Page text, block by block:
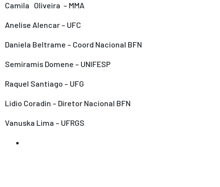
Camila Oliveira – MMA
Anelise Alencar – UFC
Daniela Beltrame – Coord Nacional BFN
Semíramis Domene – UNIFESP
Raquel Santiago – UFG
Lidio Coradin – Diretor Nacional BFN
Vanuska Lima – UFRGS